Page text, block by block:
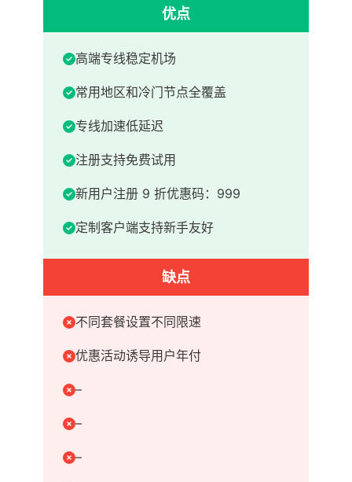
优点
高端专线稳定机场
常用地区和冷门节点全覆盖
专线加速低延迟
注册支持免费试用
新用户注册 9 折优惠码：999
定制客户端支持新手友好
缺点
不同套餐设置不同限速
优惠活动诱导用户年付
–
–
–